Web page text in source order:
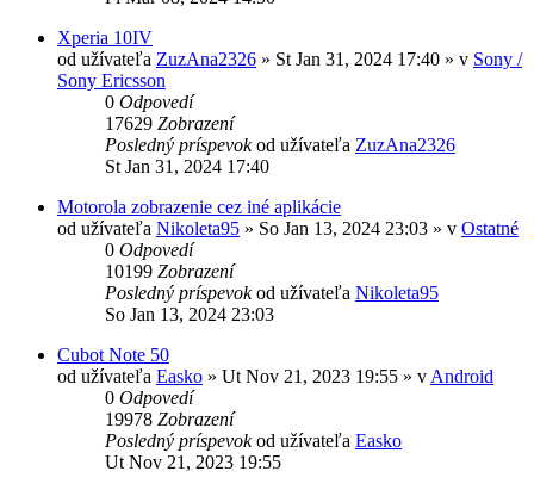
Xperia 10IV
od užívateľa ZuzAna2326 » St Jan 31, 2024 17:40 » v Sony /
Sony Ericsson
0 Odpovedí
17629 Zobrazení
Posledný príspevokod užívateľa ZuzAna2326
St Jan 31, 2024 17:40
Motorola zobrazenie cez iné aplikácie
od užívateľa Nikoleta95 » So Jan 13, 2024 23:03 » v Ostatné
0 Odpovedí
10199 Zobrazení
Posledný príspevokod užívateľa Nikoleta95
So Jan 13, 2024 23:03
Cubot Note 50
od užívateľa Easko » Ut Nov 21, 2023 19:55 » v Android
0 Odpovedí
19978 Zobrazení
Posledný príspevokod užívateľa Easko
Ut Nov 21, 2023 19:55